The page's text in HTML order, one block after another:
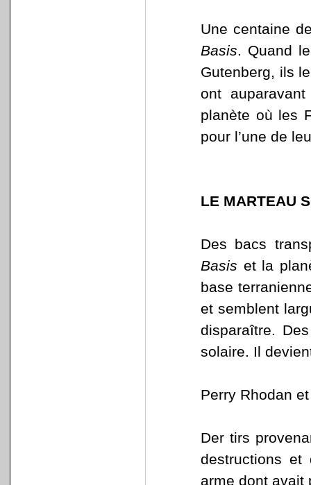
Une centaine
Basis. Quand
Gutenberg, ils
ont
planète où les
pour l’une de
LE MARTEAU
Des bacs
Basis et la
base
et semblent
disparaître.
solaire. Il
Perry Rhodan
Der tirs
destructions et
arme dont avait